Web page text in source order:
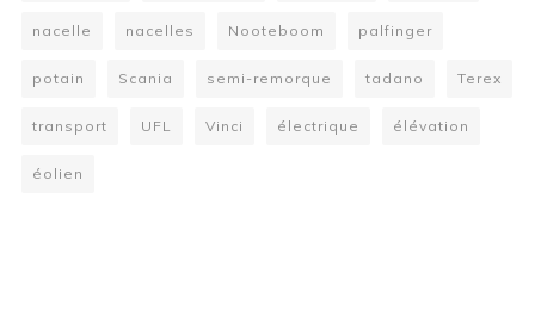
nacelle nacelles Nooteboom palfinger
potain Scania semi-remorque tadano Terex
transport UFL Vinci électrique élévation
éolien